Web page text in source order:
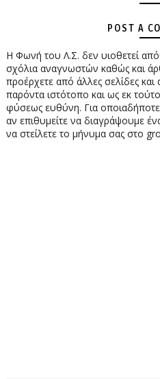
POST A
Η Φωνή του Λ.Σ. δεν υιοθετεί
σχόλια αναγνωστών καθώς και
προέρχετε από άλλες σελίδες
παρόντα ιστότοπο και ως εκ
φύσεως ευθύνη. Για οποιαδήποτε
αν επιθυμείτε να διαγράψουμε
να στείλετε το μήνυμα σας στο